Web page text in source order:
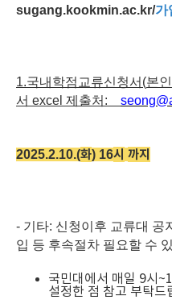
sugang.kookmin.ac.kr/가
1.국내학점교류신청서 (본
서 excel 제출처 :
2025.2.10.(화) 16시 까지
- 기타: 신청이후 교류대 공
입 등 후속절차 필요할 수
국민대에서 매일 9시
설정한 점 참고 부탁드